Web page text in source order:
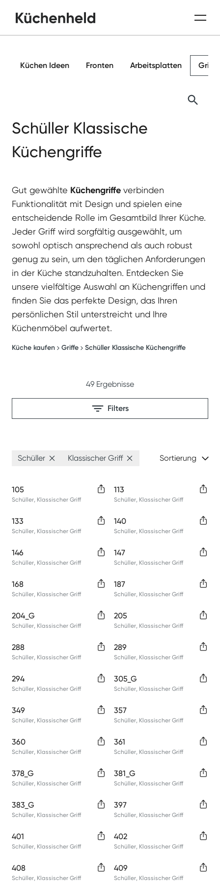
Küchen Ideen Fronten Arbeitsplatten Griffe
Schüller Klassische
Küchengriffe
Gut gewählte Küchengriffe verbinden
Funktionalität mit Design und spielen eine
entscheidende Rolle im Gesamtbild Ihrer Küche.
Jeder Griff wird sorgfältig ausgewählt, um
sowohl optisch ansprechend als auch robust
genug zu sein, um den täglichen Anforderungen
in der Küche standzuhalten. Entdecken Sie
unsere vielfältige Auswahl an Küchengriffen und
finden Sie das perfekte Design, das Ihren
persönlichen Stil unterstreicht und Ihre
Küchenmöbel aufwertet.
Küche kaufen Griffe Schüller Klassische Küchengriffe
49 Ergebnisse
Filters
Schüller Klassischer Griff Sortierung
105
Schüller, Klassischer Griff
113
Schüller, Klassischer Griff
133
Schüller, Klassischer Griff
140
Schüller, Klassischer Griff
146
Schüller, Klassischer Griff
147
Schüller, Klassischer Griff
168
Schüller, Klassischer Griff
187
Schüller, Klassischer Griff
204_G
Schüller, Klassischer Griff
205
Schüller, Klassischer Griff
288
Schüller, Klassischer Griff
289
Schüller, Klassischer Griff
294
Schüller, Klassischer Griff
305_G
Schüller, Klassischer Griff
349
Schüller, Klassischer Griff
357
Schüller, Klassischer Griff
360
Schüller, Klassischer Griff
361
Schüller, Klassischer Griff
378_G
Schüller, Klassischer Griff
381_G
Schüller, Klassischer Griff
383_G
Schüller, Klassischer Griff
397
Schüller, Klassischer Griff
401
Schüller, Klassischer Griff
402
Schüller, Klassischer Griff
408
Schüller, Klassischer Griff
409
Schüller, Klassischer Griff